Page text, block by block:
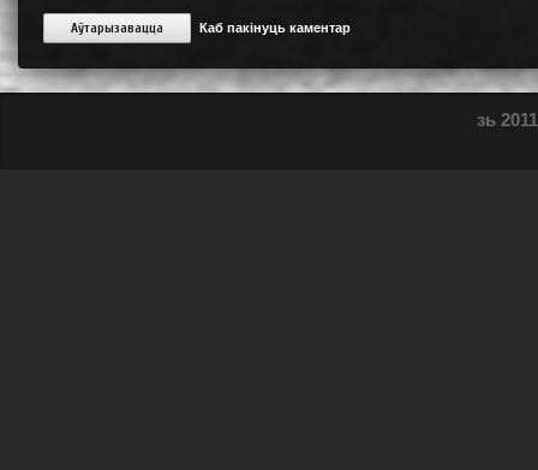
Аўтарызавацца Каб пакінуць каментар
зь 2011